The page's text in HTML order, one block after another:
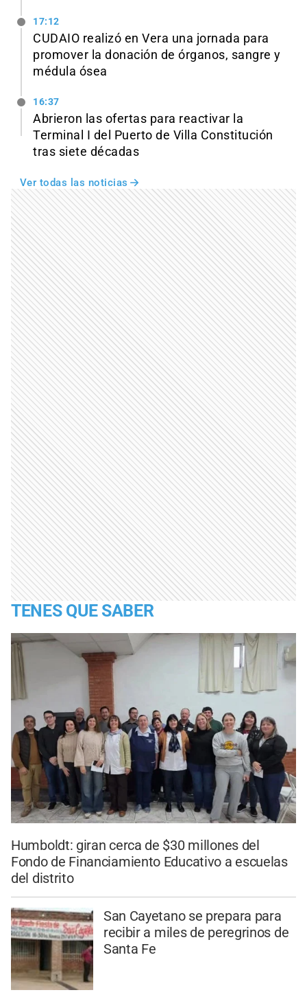
17:12
CUDAIO realizó en Vera una jornada para
promover la donación de órganos, sangre y
médula ósea
16:37
Abrieron las ofertas para reactivar la
Terminal I del Puerto de Villa Constitución
tras siete décadas
Ver todas las noticias
TENES QUE SABER
Humboldt: giran cerca de $30 millones del
Fondo de Financiamiento Educativo a escuelas
del distrito
San Cayetano se prepara para
recibir a miles de peregrinos de
Santa Fe